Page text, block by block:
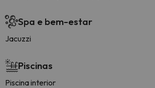
Spa e bem-estar
Jacuzzi
Piscinas
Piscina interior